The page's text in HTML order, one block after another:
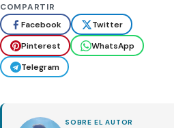
COMPARTIR
Facebook
Twitter
Pinterest
WhatsApp
Telegram
SOBRE EL AUTOR